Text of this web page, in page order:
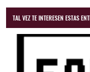
TAL VEZ TE INTERESEN ESTAS